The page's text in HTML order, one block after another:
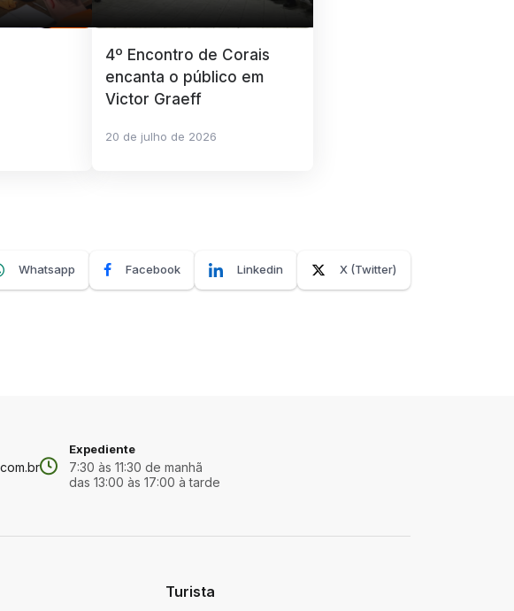
4º Encontro de Corais
encanta o público em
Victor Graeff
20 de julho de 2026
Whatsapp Facebook Linkedin X (Twitter)
Expediente
7:30 às 11:30 de manhã
das 13:00 às 17:00 à tarde
Turista